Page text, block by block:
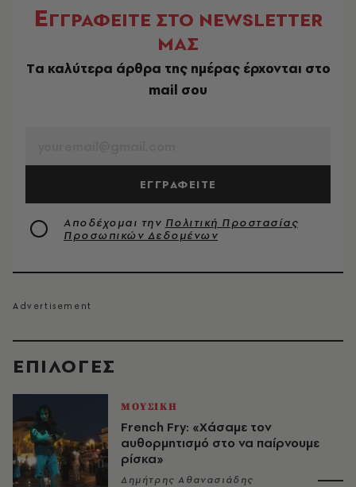
EΠΙΛΟΓΈΣ
ΜΟΥΣΙΚΗ
French Fry: «Χάσαμε τον
αυθορμητισμό στο να παίρνουμε
ρίσκα»
Δημήτρης Αθανασιάδης
ΕΓΓΡΑΦΕΙΤΕ ΣΤΟ NEWSLETTER
ΜΑΣ
Tα καλύτερα άρθρα της ημέρας έρχονται στο
mail σου
ΕΓΓΡΑΦΕΙΤΕ
Αποδέχομαι την Πολιτική Προστασίας
Προσωπικών Δεδομένων